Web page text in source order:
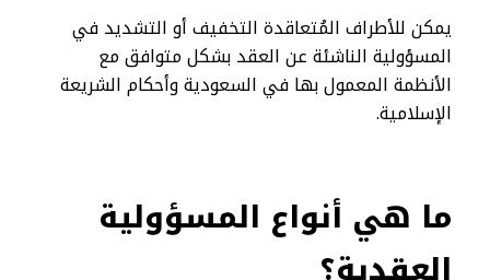
يمكن للأطراف المُتعاقدة التخفيف أو التشديد في
المسؤولية الناشئة عن العقد بشكل متوافق مع
الأنظمة المعمول بها في السعودية وأحكام الشريعة
الإسلامية.
ما هي أنواع المسؤولية